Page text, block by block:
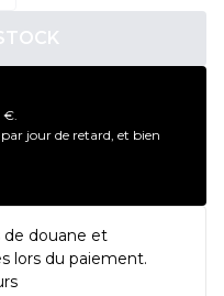
jour de retard, et bien
de douane et
lors du paiement.